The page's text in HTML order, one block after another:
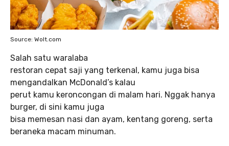
Source: Wolt.com
Salah satu waralaba
restoran cepat saji yang terkenal, kamu juga bisa
mengandalkan McDonald’s kalau
perut kamu keroncongan di malam hari. Nggak hanya
burger, di sini kamu juga
bisa memesan nasi dan ayam, kentang goreng, serta
beraneka macam minuman.